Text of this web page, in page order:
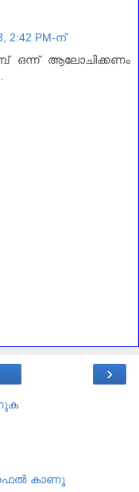
2:42 PM-ന്
ഒന്ന് ആലോചിക്കണം
›
കാണൂ